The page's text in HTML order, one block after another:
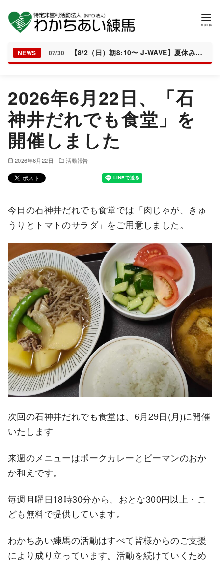
ン
NEWS 07/30 【8/2（日）朝8:10〜 J-WAVE】夏休みの居場所「とんぼちゃんち」が紹介されます
2026年6月22日、「石
神井だれでも食堂」を
開催しました
2026年6月22日 活動報告
今日の石神井だれでも食堂では「肉じゃが、きゅ
うりとトマトのサラダ」をご用意しました。
次回の石神井だれでも食堂は、6月29日(月)に開催
いたします
来週のメニューはポークカレーとピーマンのおか
か和えです。
毎週月曜日18時30分から、おとな300円以上・こ
ども無料で提供しています。
わかちあい練馬の活動はすべて皆様からのご支援
により成り立っています。活動を続けていくため